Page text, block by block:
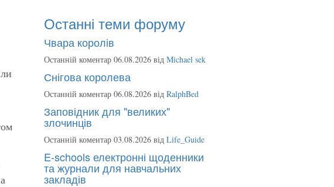
Останні теми форуму
Чвара королів
Останній коментар 06.08.2026 від Michael sek
Снігова королева
Останній коментар 06.08.2026 від RalphBed
Заповідник для "великих"
злочинців
Останній коментар 03.08.2026 від Life_Guide
E-schools електронні щоденники
та журнали для навчальних
закладів